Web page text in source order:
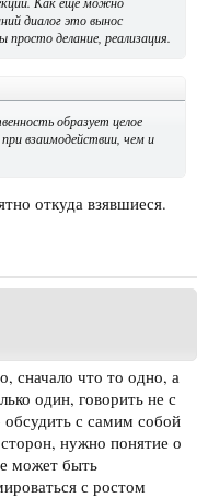
диалог это вынос
делание, реализация.
образует целое
взаимодействии, чем и
откуда взявшиеся.
сначало что то одно, а
один, говорить не с
с самим собой
нужно понятие о
может быть
с ростом